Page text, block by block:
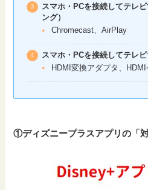
スマホ・PCを接続してテレ
ング）
Chromecast、AirPlay
スマホ・PCを接続してテレビ
HDMI変換アダプタ、
①ディズニープラスアプリの「